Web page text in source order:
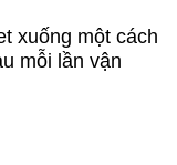
xuống một cách
mỗi lần vận